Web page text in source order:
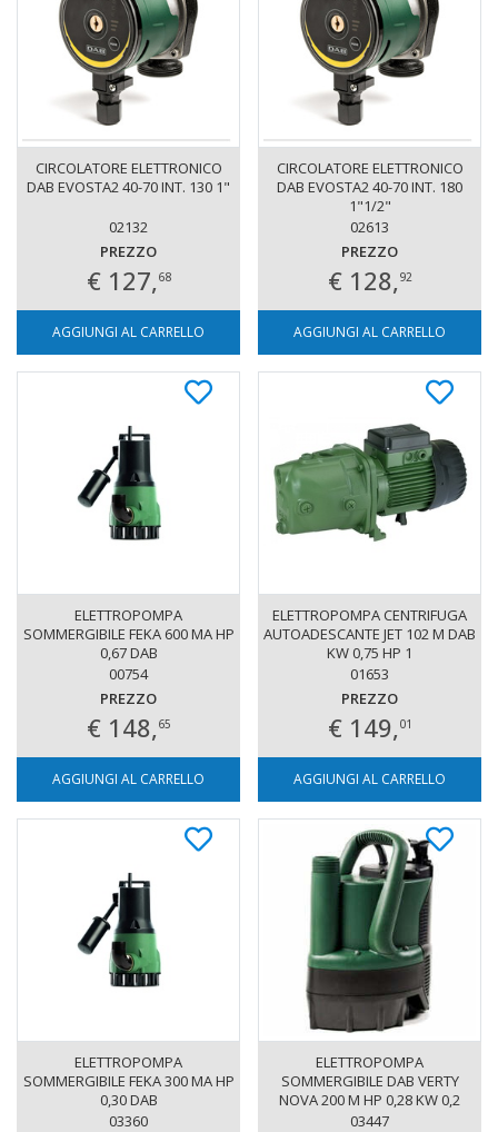
CIRCOLATORE ELETTRONICO
DAB EVOSTA2 40-70 INT. 130 1"
02132
PREZZO
€ 127,68
AGGIUNGI AL CARRELLO
CIRCOLATORE ELETTRONICO
DAB EVOSTA2 40-70 INT. 180
1"1/2"
02613
PREZZO
€ 128,92
AGGIUNGI AL CARRELLO
ELETTROPOMPA
SOMMERGIBILE FEKA 600 MA HP
0,67 DAB
00754
PREZZO
€ 148,65
AGGIUNGI AL CARRELLO
ELETTROPOMPA CENTRIFUGA
AUTOADESCANTE JET 102 M DAB
KW 0,75 HP 1
01653
PREZZO
€ 149,01
AGGIUNGI AL CARRELLO
ELETTROPOMPA
SOMMERGIBILE FEKA 300 MA HP
0,30 DAB
03360
ELETTROPOMPA
SOMMERGIBILE DAB VERTY
NOVA 200 M HP 0,28 KW 0,2
03447